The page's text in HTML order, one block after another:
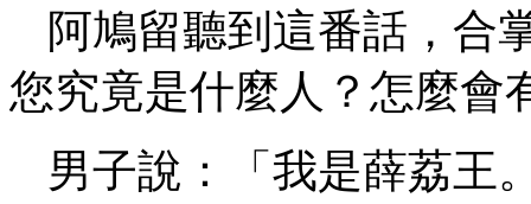
阿鳩留聽到這番話，合
您究竟是什麼人？怎麼會
男子說：「我是薛荔王